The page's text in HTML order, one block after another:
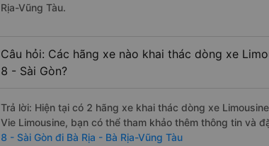
Rịa-Vũng Tàu.
Câu hỏi: Các hãng xe nào khai thác dòng xe
8 - Sài Gòn?
Trả lời: Hiện tại có 2 hãng xe khai thác dòng xe
Vie Limousine, bạn có thể tham khảo thêm thông tin và
8 - Sài Gòn đi Bà Rịa - Bà Rịa-Vũng Tàu